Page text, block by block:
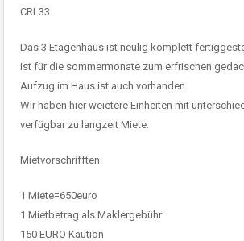
CRL33
Das 3 Etagenhaus ist neulig komplett
ist für die sommermonate zum erfrischen
Aufzug im Haus ist auch vorhanden.
Wir haben hier weietere Einheiten mit
verfügbar zu langzeit Miete.
Mietvorschrifften:
1 Miete=650euro
1 Mietbetrag als Maklergebühr
150 EURO Kaution